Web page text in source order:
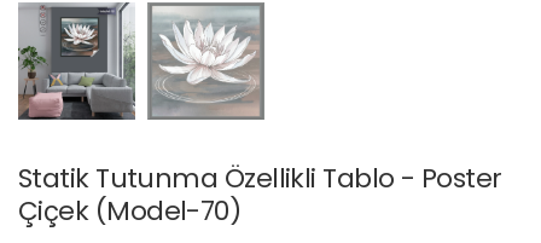
Statik Tutunma Özellikli Tablo - Poster
Çiçek (Model-70)